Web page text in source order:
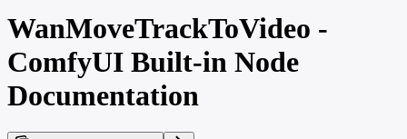
WanMoveTrackToVideo -
ComfyUI Built-in Node
Documentation